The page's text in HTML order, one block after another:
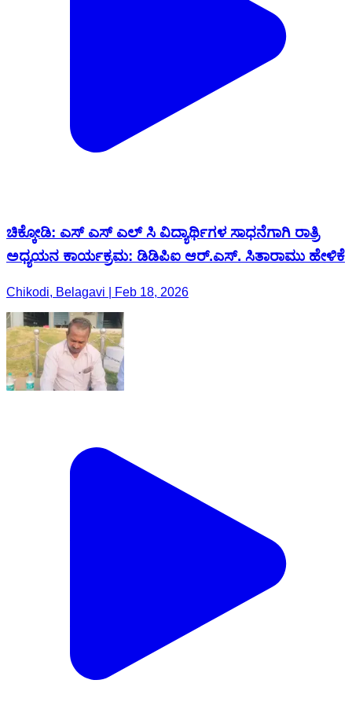
ಚಿಕ್ಕೋಡಿ: ಎಸ್ ಎಸ್ ಎಲ್ ಸಿ ವಿದ್ಯಾರ್ಥಿಗಳ ಸಾಧನೆಗಾಗಿ ರಾತ್ರಿ
ಅಧ್ಯಯನ ಕಾರ್ಯಕ್ರಮ: ಡಿಡಿಪಿಐ ಆರ್.ಎಸ್. ಸಿತಾರಾಮು ಹೇಳಿಕೆ
Chikodi, Belagavi | Feb 18, 2026